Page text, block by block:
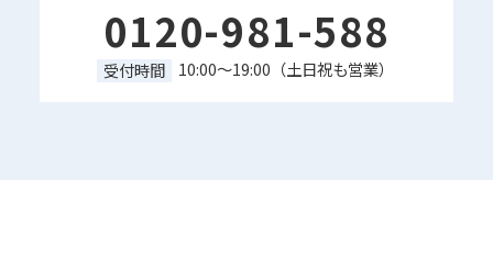
0120-981-588
受付時間 10:00～19:00（土日祝も営業）